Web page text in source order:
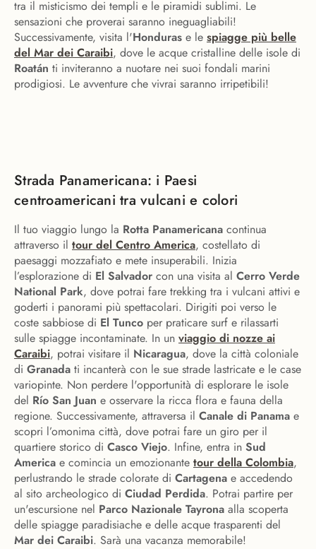
tra il misticismo dei templi e le piramidi sublimi. Le
sensazioni che proverai saranno ineguagliabili!
Successivamente, visita l'Honduras e le spiagge più belle
del Mar dei Caraibi, dove le acque cristalline delle isole di
Roatán ti inviteranno a nuotare nei suoi fondali marini
prodigiosi. Le avventure che vivrai saranno irripetibili!
Strada Panamericana: i Paesi
centroamericani tra vulcani e colori
Il tuo viaggio lungo la Rotta Panamericana continua
attraverso il tour del Centro America, costellato di
paesaggi mozzafiato e mete insuperabili. Inizia
l’esplorazione di El Salvador con una visita al Cerro Verde
National Park, dove potrai fare trekking tra i vulcani attivi e
goderti i panorami più spettacolari. Dirigiti poi verso le
coste sabbiose di El Tunco per praticare surf e rilassarti
sulle spiagge incontaminate. In un viaggio di nozze ai
Caraibi, potrai visitare il Nicaragua, dove la città coloniale
di Granada ti incanterà con le sue strade lastricate e le case
variopinte. Non perdere l'opportunità di esplorare le isole
del Río San Juan e osservare la ricca flora e fauna della
regione. Successivamente, attraversa il Canale di Panama e
scopri l’omonima città, dove potrai fare un giro per il
quartiere storico di Casco Viejo. Infine, entra in Sud
America e comincia un emozionante tour della Colombia,
perlustrando le strade colorate di Cartagena e accedendo
al sito archeologico di Ciudad Perdida. Potrai partire per
un'escursione nel Parco Nazionale Tayrona alla scoperta
delle spiagge paradisiache e delle acque trasparenti del
Mar dei Caraibi. Sarà una vacanza memorabile!